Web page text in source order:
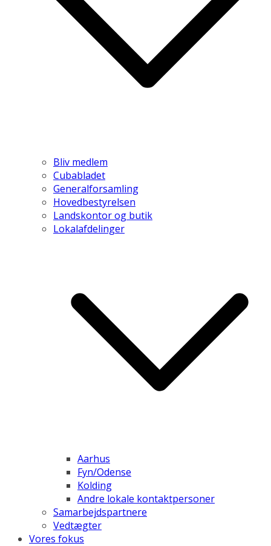
Bliv medlem
Cubabladet
Generalforsamling
Hovedbestyrelsen
Landskontor og butik
Lokalafdelinger
Aarhus
Fyn/Odense
Kolding
Andre lokale kontaktpersoner
Samarbejdspartnere
Vedtægter
Vores fokus